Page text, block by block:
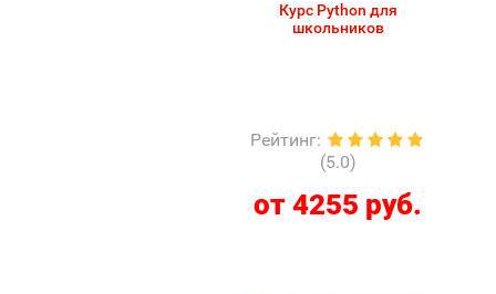
Курс Python для
школьников
Рейтинг:
(5.0)
от 4255 руб.